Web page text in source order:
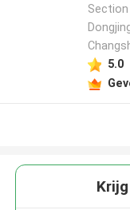
Section
5.0